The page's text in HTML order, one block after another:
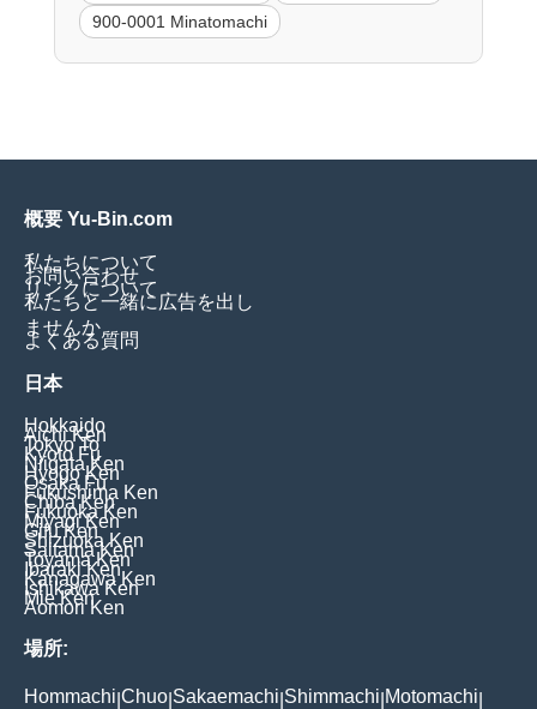
900-0001 Minatomachi
概要 Yu-Bin.com
私たちについて
お問い合わせ
リンクについて
私たちと一緒に広告を出し
ませんか
よくある質問
日本
Hokkaido
Aichi Ken
Tokyo To
Kyoto Fu
Niigata Ken
Hyogo Ken
Osaka Fu
Fukushima Ken
Chiba Ken
Fukuoka Ken
Miyagi Ken
Gifu Ken
Shizuoka Ken
Saitama Ken
Toyama Ken
Ibaraki Ken
Kanagawa Ken
Ishikawa Ken
Mie Ken
Aomori Ken
場所:
Hommachi Chuo Sakaemachi Shimmachi Motomachi